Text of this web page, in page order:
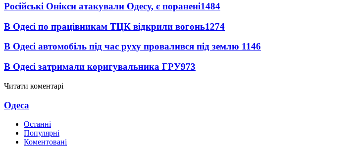
Російські Онікси атакували Одесу, є поранені1484
В Одесі по працівникам ТЦК відкрили вогонь1274
В Одесі автомобіль під час руху провалився під землю 1146
В Одесі затримали коригувальника ГРУ973
Читати коментарі
Одеса
Останні
Популярні
Коментовані